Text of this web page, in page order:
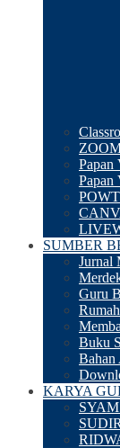
SUMBER
Jurnal
Guru
Buku
Bahan
KARYA